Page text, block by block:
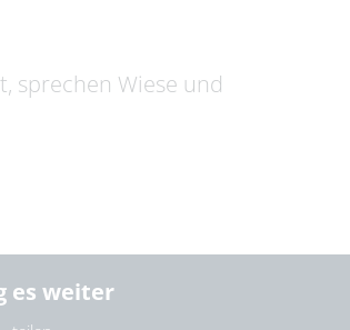
sprechen Wiese und
es weiter